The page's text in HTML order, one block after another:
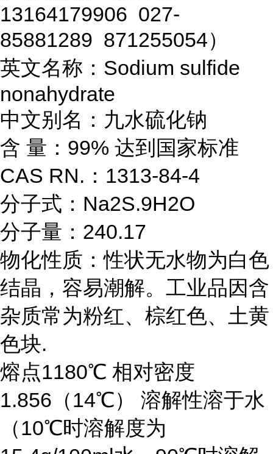
13164179906 027-
85881289 871255054）
英文名称：Sodium sulfide
nonahydrate
中文别名：九水硫化钠
含 量：99% 达到国家标准
CAS RN.：1313-84-4
分子式：Na2S.9H2O
分子量：240.17
物化性质：性状无水物为白色
结晶，容易潮解。工业品因含
杂质常为粉红、棕红色、土黄
色块.
熔点1180℃ 相对密度
1.856（14℃） 溶解性溶于水
（10℃时溶解度为